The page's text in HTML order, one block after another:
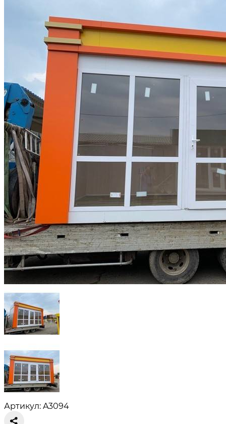
Артикул: A3094